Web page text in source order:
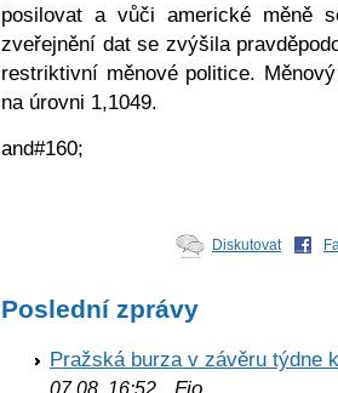
posilovat a vůči americké měně
zveřejnění dat se zvýšila
restriktivní měnové politice.
na úrovni 1,1049.
and#160;
Diskutovat
Poslední zprávy
Pražská burza v závěru týdne
07.08. 16:52 Fio